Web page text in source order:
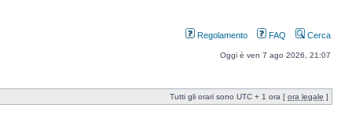
Regolamento FAQ Cerca
Oggi è ven 7 ago 2026, 21:07
Tutti gli orari sono UTC + 1 ora [ ora legale ]